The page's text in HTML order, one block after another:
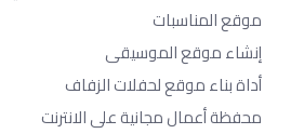
موقع المناسبات
إنشاء موقع الموسيقى
أداة بناء موقع لحفلات الزفاف
محفظة أعمال مجانية على الانترنت